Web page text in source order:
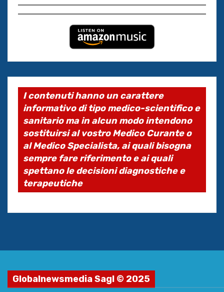
I contenuti hanno un carattere
informativo di tipo medico-scientifico e
sanitario ma in alcun modo intendono
sostituirsi al vostro Medico Curante o
al Medico Specialista, ai quali bisogna
sempre fare riferimento e ai quali
spettano le decisioni diagnostiche e
terapeutiche
Globalnewsmedia Sagl © 2025